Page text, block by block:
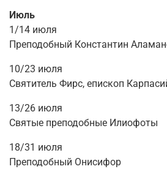
Июль
1/14 июля
Преподобный Константин
10/23 июля
Святитель Фирс, епископ
13/26 июля
Святые преподобные Илиофоты
18/31 июля
Преподобный Онисифор